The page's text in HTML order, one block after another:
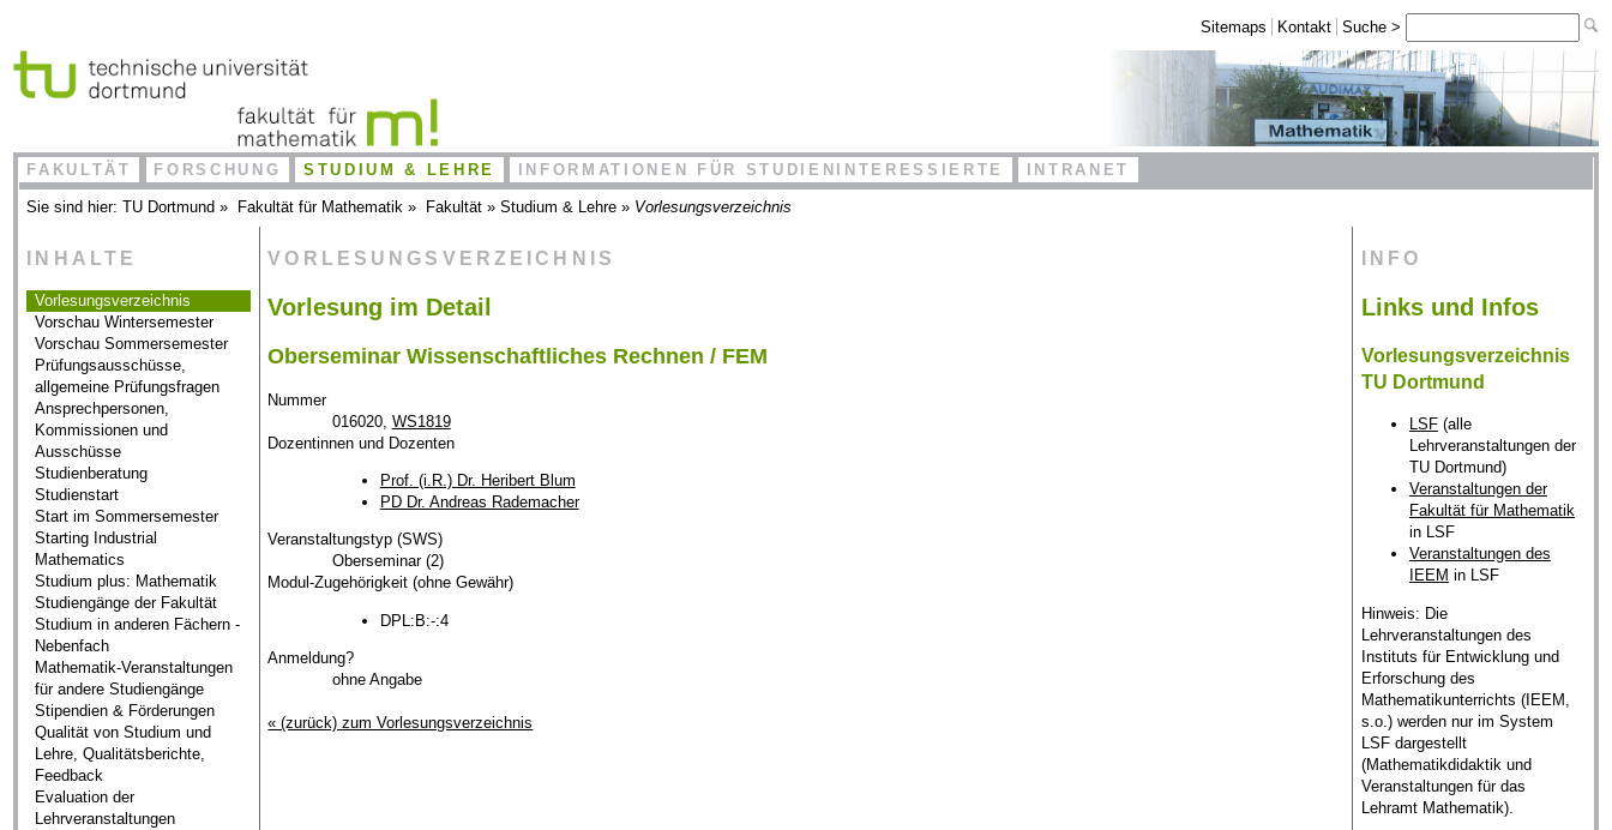
Sitemaps Kontakt Suche >
FAKULTÄT FORSCHUNG STUDIUM & LEHRE INFORMATIONEN FÜR STUDIENINTERESSIERTE INTRANET
Sie sind hier:TU Dortmund » Fakultät für Mathematik » Fakultät »Studium & Lehre » Vorlesungsverzeichnis
INHALTE
Vorlesungsverzeichnis
Vorschau Wintersemester
Vorschau Sommersemester
Prüfungsausschüsse,
allgemeine Prüfungsfragen
Ansprechpersonen,
Kommissionen und
Ausschüsse
Studienberatung
Studienstart
Start im Sommersemester
Starting Industrial
Mathematics
Studium plus: Mathematik
Studiengänge der Fakultät
Studium in anderen Fächern -
Nebenfach
Mathematik-Veranstaltungen
für andere Studiengänge
Stipendien & Förderungen
Qualität von Studium und
Lehre, Qualitätsberichte,
Feedback
Evaluation der
Lehrveranstaltungen
VORLESUNGSVERZEICHNIS
Vorlesung im Detail
Oberseminar Wissenschaftliches Rechnen / FEM
Nummer
016020, WS1819
Dozentinnen und Dozenten
Prof. (i.R.) Dr. Heribert Blum
PD Dr. Andreas Rademacher
Veranstaltungstyp (SWS)
Oberseminar (2)
Modul-Zugehörigkeit (ohne Gewähr)
DPL:B:-:4
Anmeldung?
ohne Angabe
« (zurück) zum Vorlesungsverzeichnis
INFO
Links und Infos
Vorlesungsverzeichnis
TU Dortmund
LSF(alle
Lehrveranstaltungen der
TU Dortmund)
Veranstaltungen der
Fakultät für Mathematik
in LSF
Veranstaltungen des
IEEM in LSF
Hinweis: Die
Lehrveranstaltungen des
Instituts für Entwicklung und
Erforschung des
Mathematikunterrichts (IEEM,
s.o.) werden nur im System
LSF dargestellt
(Mathematikdidaktik und
Veranstaltungen für das
Lehramt Mathematik).